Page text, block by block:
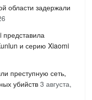
области задержали
представила
и серию Xiaomi
преступную сеть,
убийств3 августа,